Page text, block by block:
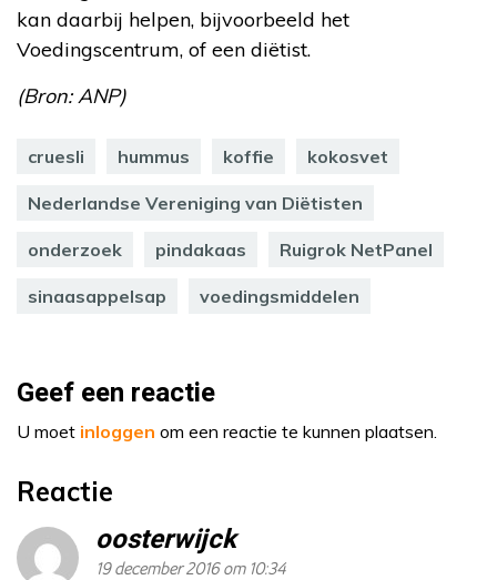
kan daarbij helpen, bijvoorbeeld het
Voedingscentrum, of een diëtist.
(Bron: ANP)
cruesli hummus koffie kokosvet
Nederlandse Vereniging van Diëtisten
onderzoek pindakaas Ruigrok NetPanel
sinaasappelsap voedingsmiddelen
Geef een reactie
U moet inloggen om een reactie te kunnen plaatsen.
Reactie
oosterwijck
19 december 2016 om 10:34